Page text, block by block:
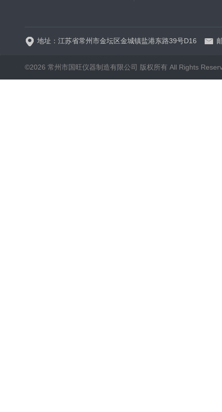
地址：江苏省常州市金坛区金城镇盐港东路39号D16
©2026 常州市国旺仪器制造有限公司 版权所有 All Rights